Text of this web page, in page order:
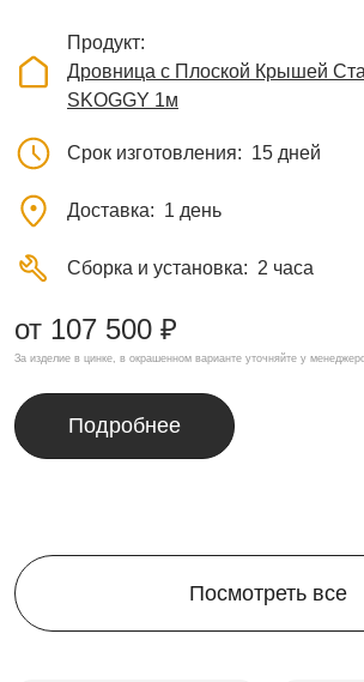
Продукт
Дровница с Плоской Крышей
SKOGGY 1м
Срок изготовления 15 дней
Доставка 1 день
Сборка и установка 2 часа
от 107 500 ₽
За изделие в цинке, в окрашенном варианте уточняйте у
Подробнее
Посмотреть все